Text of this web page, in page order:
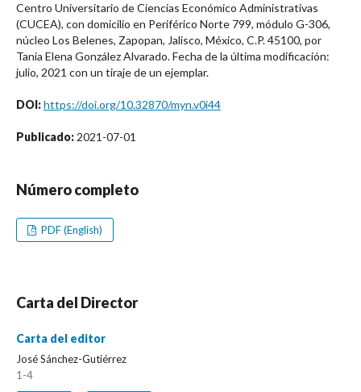
Centro Universitario de Ciencias Económico Administrativas
(CUCEA), con domicilio en Periférico Norte 799, módulo G-306,
núcleo Los Belenes, Zapopan, Jalisco, México, C.P. 45100, por
Tania Elena González Alvarado. Fecha de la última modificación:
julio, 2021 con un tiraje de un ejemplar.
DOI:https://doi.org/10.32870/myn.v0i44
Publicado: 2021-07-01
Número completo
PDF (English)
Carta del Director
Carta del editor
José Sánchez-Gutiérrez
1-4